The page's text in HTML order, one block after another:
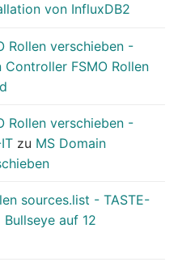
von InfluxDB2
Rollen verschieben -
Controller FSMO Rollen
Rollen verschieben -
zu MS Domain
sources.list - TASTE-
Bullseye auf 12